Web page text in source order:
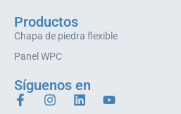
Productos
Chapa de piedra flexible
Panel WPC
Síguenos en